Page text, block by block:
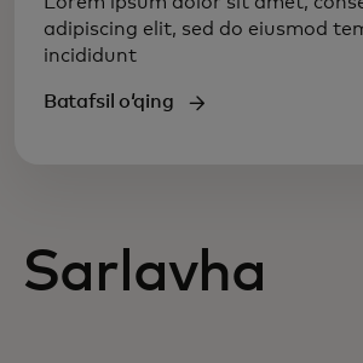
adipiscing elit, sed do eiusmod
incididunt
Batafsil oʻqing
Sarlavha